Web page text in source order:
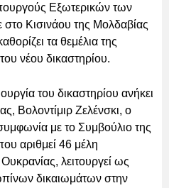
Εξωτερικών των
Κισινάου της Μολδαβίας
τα θεμέλια της
νέου δικαστηρίου.
του δικαστηρίου ανήκει
Βολοντίμιρ Ζελένσκι, ο
με το Συμβούλιο της
αριθμεί 46 μέλη
λειτουργεί ως
δικαιωμάτων στην